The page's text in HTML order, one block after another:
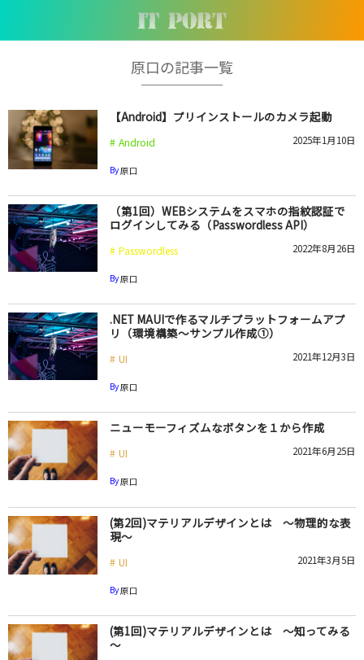
原口の記事一覧
【Android】プリインストールのカメラ起動
Android 2025年1月10日
By原口
（第1回）WEBシステムをスマホの指紋認証で
ログインしてみる（Passwordless API）
Passwordless 2022年8月26日
By原口
.NET MAUIで作るマルチプラットフォームアプ
リ（環境構築～サンプル作成①）
UI 2021年12月3日
By原口
ニューモーフィズムなボタンを１から作成
UI 2021年6月25日
By原口
(第2回)マテリアルデザインとは ～物理的な表
現～
UI 2021年3月5日
By原口
(第1回)マテリアルデザインとは ～知ってみる
～